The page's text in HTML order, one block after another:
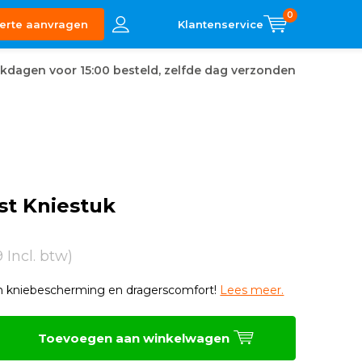
aanvragen
0
voor 15:00 besteld, zelfde dag verzonden
Kniestuk
Incl. btw)
kniebescherming en dragerscomfort! Lees meer.
Toevoegen aan winkelwagen